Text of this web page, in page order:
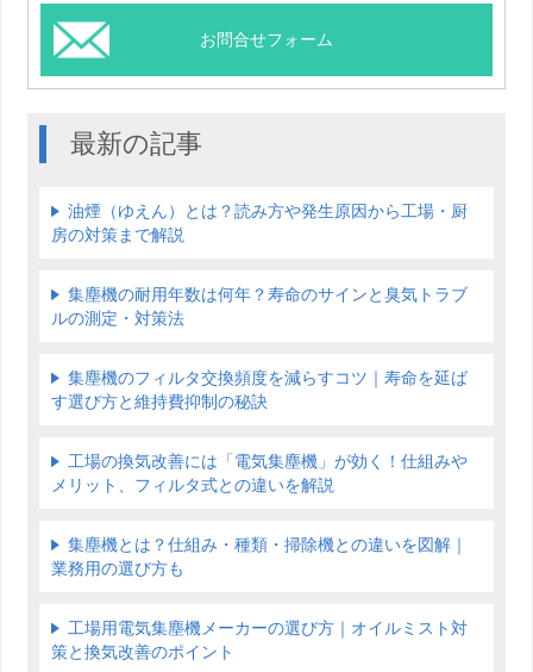
お問合せフォーム
最新の記事
油煙（ゆえん）とは？読み方や発生原因から工場・厨
房の対策まで解説
集塵機の耐用年数は何年？寿命のサインと臭気トラブ
ルの測定・対策法
集塵機のフィルタ交換頻度を減らすコツ｜寿命を延ば
す選び方と維持費抑制の秘訣
工場の換気改善には「電気集塵機」が効く！仕組みや
メリット、フィルタ式との違いを解説
集塵機とは？仕組み・種類・掃除機との違いを図解｜
業務用の選び方も
工場用電気集塵機メーカーの選び方｜オイルミスト対
策と換気改善のポイント